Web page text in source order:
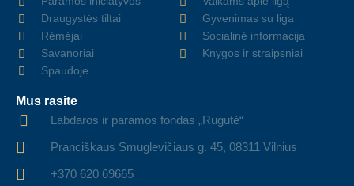
Draugystės tiltai
Rėmėjai
Savanoriai
Spaudoje
Gyvenimas su liga
Socialinė informacija
Knygos ir straipsniai
Mus rasite
Labdaros ir paramos fondas „Rugutė“
Pranciškaus Smuglevičiaus g. 45, 08311 Vilnius
+370 620 69665